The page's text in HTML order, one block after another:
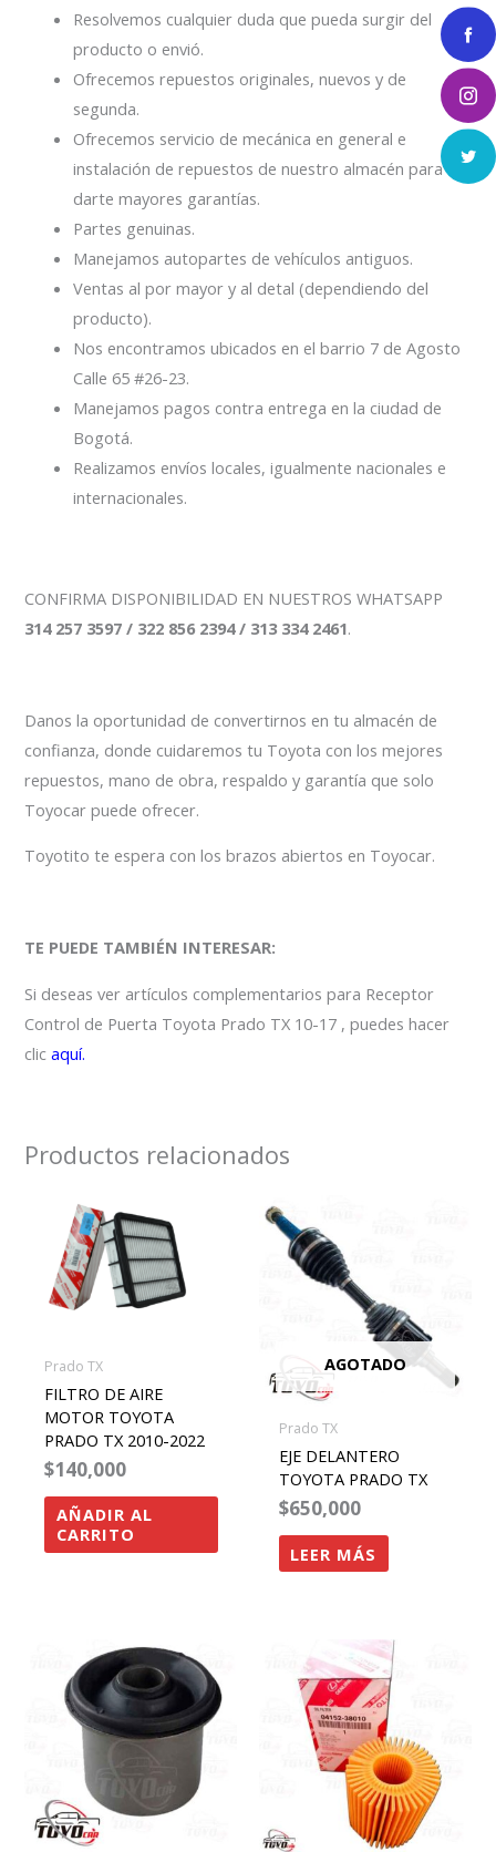
Resolvemos cualquier duda que pueda surgir del
producto o envió.
Ofrecemos repuestos originales, nuevos y de
segunda.
Ofrecemos servicio de mecánica en general e
instalación de repuestos de nuestro almacén para
darte mayores garantías.
Partes genuinas.
Manejamos autopartes de vehículos antiguos.
Ventas al por mayor y al detal (dependiendo del
producto).
Nos encontramos ubicados en el barrio 7 de Agosto
Calle 65 #26-23.
Manejamos pagos contra entrega en la ciudad de
Bogotá.
Realizamos envíos locales, igualmente nacionales e
internacionales.
CONFIRMA DISPONIBILIDAD EN NUESTROS WHATSAPP
314 257 3597 / 322 856 2394 / 313 334 2461.
Danos la oportunidad de convertirnos en tu almacén de
confianza, donde cuidaremos tu Toyota con los mejores
repuestos, mano de obra, respaldo y garantía que solo
Toyocar puede ofrecer.
Toyotito te espera con los brazos abiertos en Toyocar.
TE PUEDE TAMBIÉN INTERESAR:
Si deseas ver artículos complementarios para Receptor
Control de Puerta Toyota Prado TX 10-17 , puedes hacer
clicaquí.
Productos relacionados
Prado TX
FILTRO DE AIRE
MOTOR TOYOTA
PRADO TX 2010-2022
$140,000
AÑADIR AL
CARRITO
AGOTADO
Prado TX
EJE DELANTERO
TOYOTA PRADO TX
$650,000
LEER MÁS